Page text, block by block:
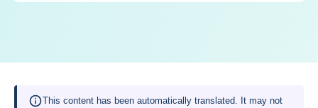
This content has been automatically translated. It may not